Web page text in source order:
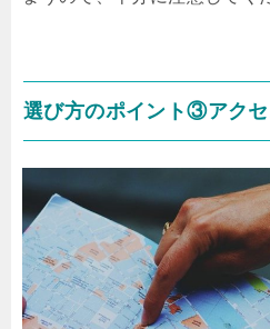
選び方のポイント③アク